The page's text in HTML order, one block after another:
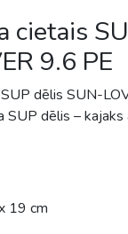
cietais
9.6 PE
dēlis SUN-
dēlis – kajaks
19 cm